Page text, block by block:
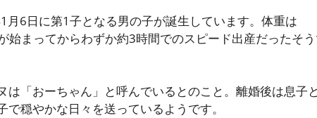
6日に第1子となる男の子が誕生しています。体重は
始まってからわずか約3時間でのスピード出産だったそ
「おーちゃん」と呼んでいるとのこと。離婚後は息子と
穏やかな日々を送っているようです。